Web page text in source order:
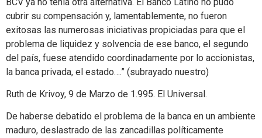
cubrir su compensación y, lamentablemente, no fueron
exitosas las numerosas iniciativas propiciadas para que el
problema de liquidez y solvencia de ese banco, el segundo
del país, fuese atendido coordinadamente por lo accionistas,
la banca privada, el estado….” (subrayado nuestro)
Ruth de Krivoy, 9 de Marzo de 1.995. El Universal.
De haberse debatido el problema de la banca en un ambiente
maduro, deslastrado de las zancadillas políticamente